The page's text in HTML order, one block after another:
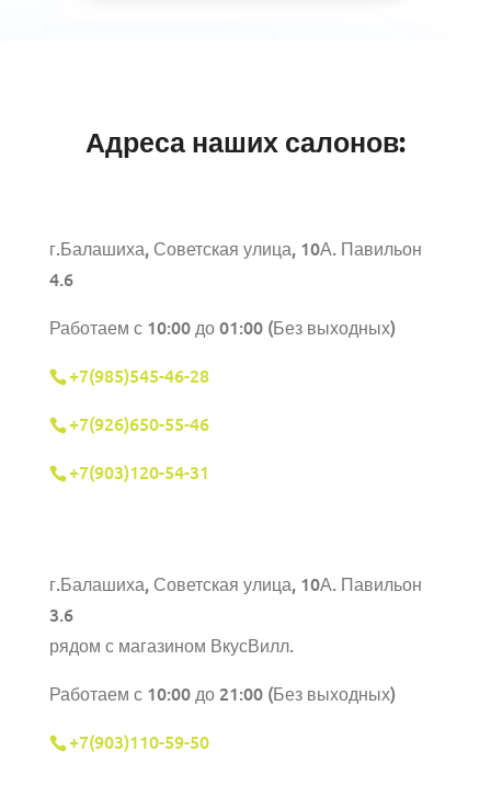
Адреса наших салонов:
г.Балашиха, Советская улица, 10А. Павильон
4.6
Работаем с 10:00 до 01:00 (Без выходных)
+7(985)545-46-28
+7(926)650-55-46
+7(903)120-54-31
г.Балашиха, Советская улица, 10А. Павильон
3.6
рядом с магазином ВкусВилл.
Работаем с 10:00 до 21:00 (Без выходных)
+7(903)110-59-50